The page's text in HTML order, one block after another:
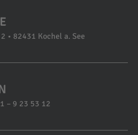
• 82431 Kochel a. See
– 9 23 53 12